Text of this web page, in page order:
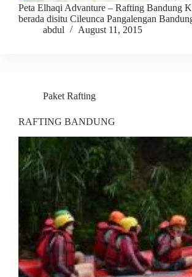
Peta Elhaqi Advanture – Rafting Bandung
berada disitu Cileunca Pangalengan
abdul
August 11, 2015
Paket Rafting
RAFTING BANDUNG